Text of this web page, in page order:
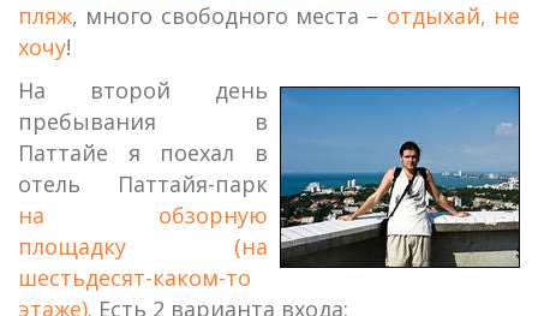
пляж, много свободного места – отдыхай, не
хочу!
На второй день
пребывания в
Паттайе я поехал в
отель Паттайя-парк
на обзорную
площадку (на
шестьдесят-каком-то
этаже). Есть 2 варианта входа: